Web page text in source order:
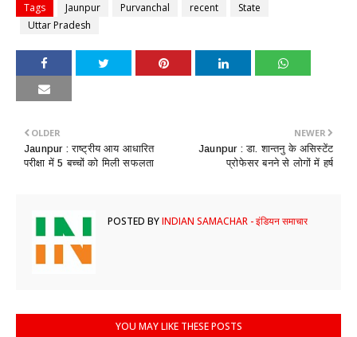
Tags Jaunpur Purvanchal recent
State
Uttar Pradesh
NEWER
Jaunpur : ​डा. शान्तनु के असिस्टेंट
प्रोफेसर बनने से लोगों में हर्ष
OLDER
Jaunpur : ​राष्ट्रीय आय आधारित
परीक्षा में 5 बच्चों को मिली सफलता
POSTED BYINDIAN SAMACHAR - इंडियन समाचार
YOU MAY LIKE THESE POSTS